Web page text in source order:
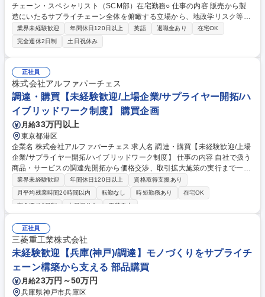
チェーン・スペシャリスト（SCM部）在宅勤務○ 仕事の内容 販売から製
造にいたるサプライチェーン全体を俯瞰する立場から、地政学リスク等を
踏まえた医薬品の安定調達業務を担っていただきます。SCM部の中核メン
バーとして、販売戦略や生産戦略と連動した国内外の製造所 からの調達計
画（国際物流を含む購買計画）の立案から実行まで、幅広く関与（推進）
いただくポジションです。【詳細】■販売計画および在庫状況と連動し
た、医薬品の最適な購買計画の立案、および購買管理業務■国内外の取引
先からの原薬・資材等の調達管理■製造所の製造余力の管理・把握による
供給リスクの低減、およびそれに伴う販売拡大の提案■製品・原薬等の輸
出入と国際物流管理 （フリーコメントに続く） 募集職種 【東京】サプラ
イチェーン・スペシャリスト（SCM部）在宅勤務○
業界未経験歓迎 年間休日120日以上 英語 退職金あり
在宅OK
完全週休2日制
土日祝休み
正社員
株式会社アルファパーチェス
調達・購買【未経験歓迎/上場企業/サプライヤー開拓/ハ
イブリッドワーク制度】 購買企画
月給33万円以上
東京都港区
企業名 株式会社アルファパーチェス 求人名 調達・購買【未経験歓迎/上場
企業/サプライヤー開拓/ハイブリッドワーク制度】 仕事の内容 自社で扱う
商品・サービスの調達先開拓から価格交渉、取引拡大施策の実行まで一貫
して担当。データ分析やサプライヤー連携を通じて、調達戦略の高度化と
新規ビジネス創出に貢献いただきます。 ■調達先（商品・サービス）の選
定および新規開拓 ■既存調達先との折衝（価格交渉・条件調整・定例会
よる取引拡大施策の立案・実行 ■新規商品・サービス立上げに伴う運用構
築 ■供給体制の最適化および品質・安定供給の向上 募集職種 調達・購買
【未経験歓迎/上場企業/サプライヤー開拓/ハイブリッドワーク制度】
業界未経験歓迎 年間休日120日以上
資格取得支援あり
月平均残業時間20時間以内
転勤なし 時短勤務あり
在宅OK
完全週休2日制
土日祝休み 服装自由
正社員
三菱重工業株式会社
未経験歓迎【兵庫(神戸)/調達】モノづくりをサプライチ
ェーン構築から支える 部品購買
月給23万円～50万円
兵庫県神戸市兵庫区